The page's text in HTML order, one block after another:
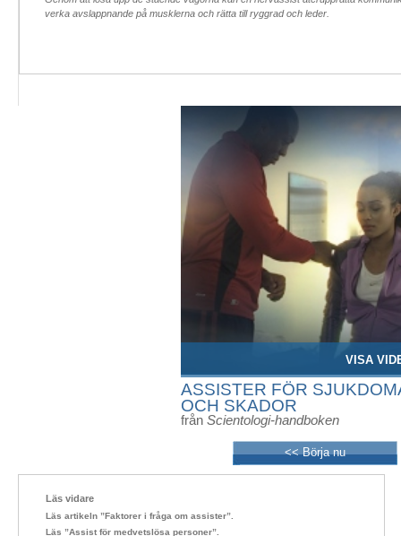
VISA
ASSISTER FÖR
OCH SKADOR
frånScientologi-handboken
<< Börja nu
verka avslappnande på musklerna och rätta till ryggrad och leder.
Läs vidare
Läs artikeln ”Faktorer i fråga om assister”.
Läs ”Assist för medvetslösa personer”.